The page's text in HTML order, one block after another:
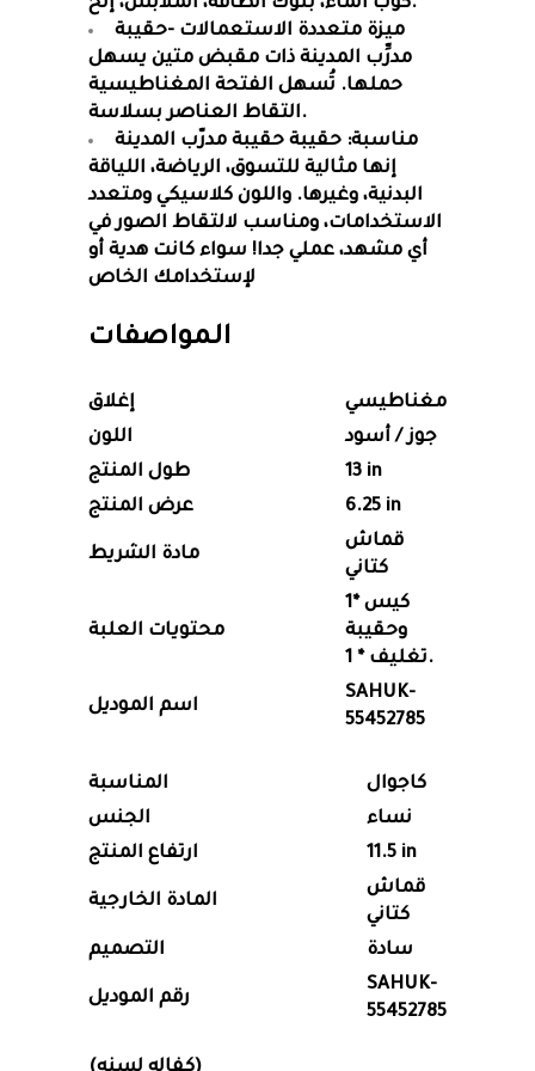
كوب الماء، بنوك الطاقة، الملابس، إلخ.
ميزة متعددة الاستعمالات -حقيبة
مدرِّب المدينة ذات مقبض متين يسهل
حملها. تُسهل الفتحة المغناطيسية
التقاط العناصر بسلاسة.
مناسبة: حقيبة حقيبة مدرّب المدينة
إنها مثالية للتسوق، الرياضة، اللياقة
البدنية، وغيرها. واللون كلاسيكي ومتعدد
الاستخدامات، ومناسب لالتقاط الصور في
أي مشهد، عملي جدا! سواء كانت هدية أو
لإستخدامك الخاص
المواصفات
إغلاق
مغناطيسي
اللون
جوز / أسود
طول المنتج
13 in
عرض المنتج
6.25 in
مادة الشريط
قماش
كتاني
محتويات العلبة
كيس *1
وحقيبة
تغليف * 1.
اسم الموديل
SAHUK-
55452785
المناسبة
كاجوال
الجنس
نساء
ارتفاع المنتج
11.5 in
المادة الخارجية
قماش
كتاني
التصميم
سادة
رقم الموديل
SAHUK-
55452785